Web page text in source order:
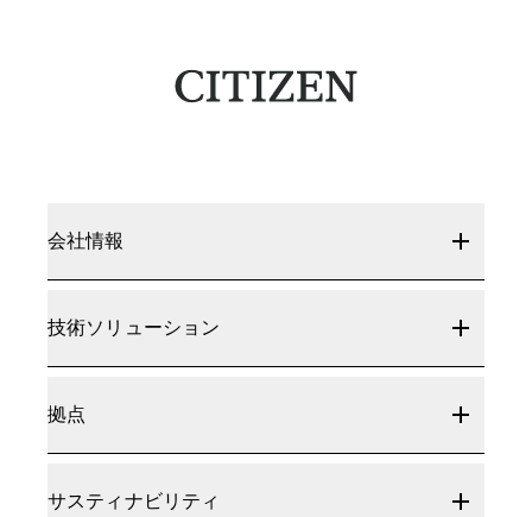
会社情報
技術ソリューション
拠点
サスティナビリティ